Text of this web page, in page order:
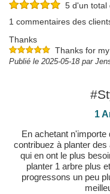
5 d'un total
1 commentaires des
Thanks
Thanks for
Publié le 2025-05-18 par
1
En achetant
contribuez à planter
qui en ont le plus
planter 1 arbre plus
progressons un peu